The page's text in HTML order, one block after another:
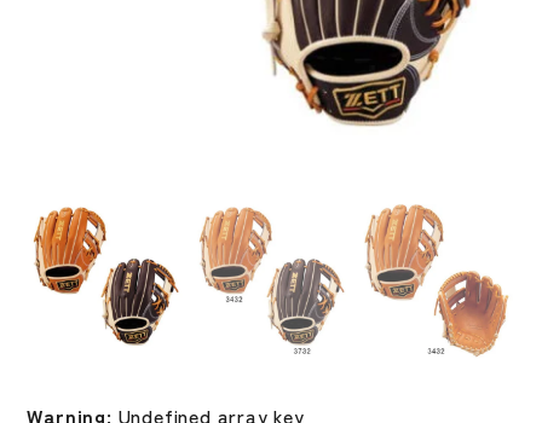
Warning: Undefined array key